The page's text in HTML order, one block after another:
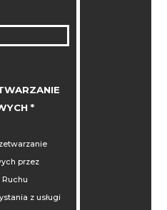
*
przez
Ruchu
z usługi